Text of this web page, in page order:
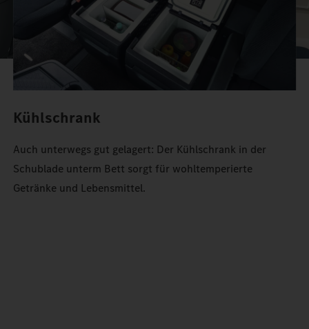
Kühlschrank
Auch unterwegs gut gelagert: Der Kühlschrank in der
Schublade unterm Bett sorgt für wohltemperierte
Getränke und Lebensmittel.